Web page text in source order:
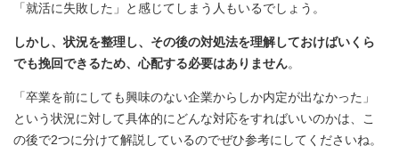
「就活に失敗した」と感じてしまう人もいるでしょう。
しかし、状況を整理し、その後の対処法を理解しておけばいくら
でも挽回できるため、心配する必要はありません。
「卒業を前にしても興味のない企業からしか内定が出なかった」
という状況に対して具体的にどんな対応をすればいいのかは、こ
の後で2つに分けて解説しているのでぜひ参考にしてくださいね。